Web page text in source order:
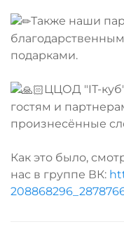
Также наши
подарками.
ЦЦОД "IT-
гостям и
произнесённые
Как это было,
нас в группе ВК: